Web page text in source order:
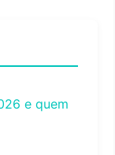
e quem